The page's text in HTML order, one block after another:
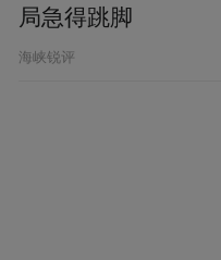
局急得跳脚
海峡锐评